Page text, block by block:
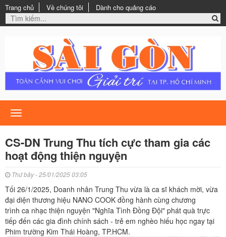
Trang chủ Về chúng tôi Dành cho quảng cáo
Toggle
navigation
CS-DN Trung Thu tích cực tham gia các
hoạt động thiện nguyện
Thứ bảy - 25/01/2025 03:05
Tối 26/1/2025, Doanh nhân Trung Thu vừa là ca sĩ khách mời, vừa
đại diện thương hiệu NANO COOK đồng hành cùng chương
trình ca nhạc thiện nguyện "Nghĩa Tình Đồng Đội" phát quà trực
tiếp đến các gia đình chính sách - trẻ em nghèo hiếu học ngay tại
Phim trường Kim Thái Hoàng, TP.HCM.